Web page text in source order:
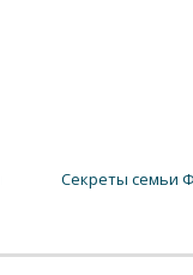
Секреты семьи